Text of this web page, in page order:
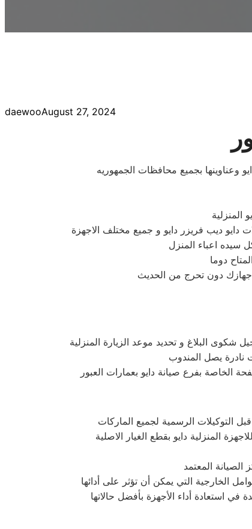
daewooAugust 27, 2024
وعناوينها بجميع محافظات الجمهوريه
المنزلية
دايو ديب فريزر دايو و جميع مختلف الاجهزة
سيده اعباء المنزل
دوما
البلاغ و تحديد موعد الزيارة المنزلية
التوكيلات الرسمية لجميع الماركات
المنزلية دايو بقطع الغيار الاصلية